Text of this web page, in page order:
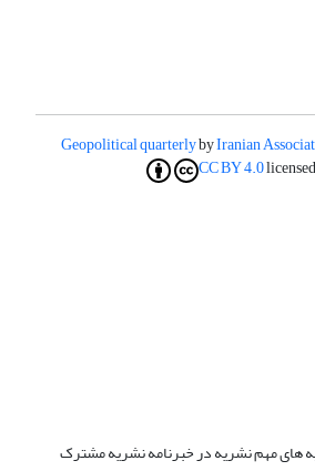
Geopolitical quarterlybyIranian
CC BY 4.0
های مهم نشریه در خبرنامه نشریه مشترک